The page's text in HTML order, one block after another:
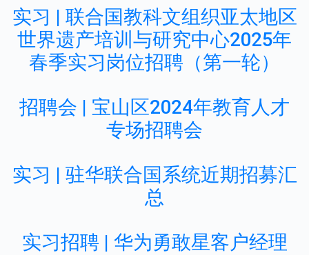
实习 | 联合国教科文组织亚太地区
世界遗产培训与研究中心2025年
春季实习岗位招聘（第一轮）
招聘会 | 宝山区2024年教育人才
专场招聘会
实习 | 驻华联合国系统近期招募汇
总
实习招聘 | 华为勇敢星客户经理